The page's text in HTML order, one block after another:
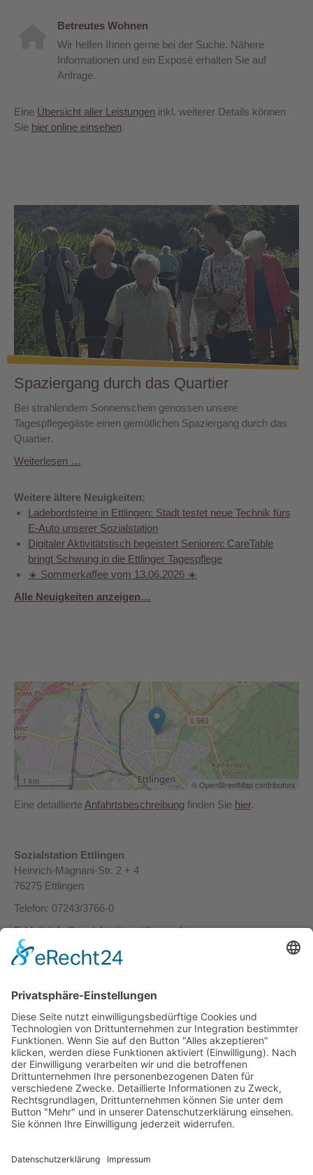
Betreutes Wohnen
Wir helfen Ihnen gerne bei der Suche. Nähere
Informationen und ein Exposé erhalten Sie auf
Anfrage.
Eine Übersicht aller Leistungen inkl. weiterer Details können
Sie hier online einsehen.
Spaziergang durch das Quartier
Bei strahlendem Sonnenschein genossen unsere
Tagespflegegäste einen gemütlichen Spaziergang durch das
Quartier.
Weiterlesen …
Weitere ältere Neuigkeiten:
Ladebordsteine in Ettlingen: Stadt testet neue Technik fürs
E-Auto unserer Sozialstation
Digitaler Aktivitätstisch begeistert Senioren: CareTable
bringt Schwung in die Ettlinger Tagespflege
☀️ Sommerkaffee vom 13.06.2026 ☀️
Alle Neuigkeiten anzeigen…
1 km © OpenStreetMap contributors
Eine detaillierteAnfahrtsbeschreibung finden Sie hier.
Sozialstation Ettlingen
Heinrich-Magnani-Str. 2 + 4
76275 Ettlingen
Telefon: 07243/3766-0
E-Mail:info@sozialstation-ettlingen.de
Außerhalb unserer Geschäftszeiten benutzen Sie bitte das
Kontaktformular
Zu folgendenBürozeitensind wir persönlich und telefonisch
für Sie erreichbar und helfen Ihnen bei Ihren Anliegen gerne
weiter.
Montag bis
Donnerstag
8:00 - 12:30 Uhr,
14:00 - 16:00 Uhr
Freitag
8:00 - 13:00 Uhr